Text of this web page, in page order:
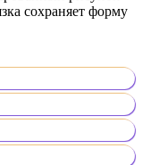
сохраняет форму